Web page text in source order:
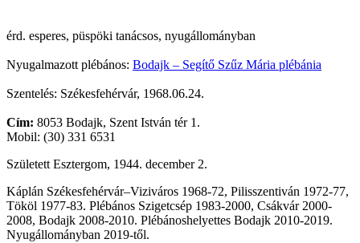
érd. esperes, püspöki tanácsos, nyugállományban
Nyugalmazott plébános: Bodajk – Segítő Szűz Mária plébánia
Szentelés: Székesfehérvár, 1968.06.24.
Cím: 8053 Bodajk, Szent István tér 1.
Mobil: (30) 331 6531
Született Esztergom, 1944. december 2.
Káplán Székesfehérvár–Viziváros 1968-72, Pilisszentiván 1972-77,
Tököl 1977-83. Plébános Szigetcsép 1983-2000, Csákvár 2000-
2008, Bodajk 2008-2010. Plébánoshelyettes Bodajk 2010-2019.
Nyugállományban 2019-től.